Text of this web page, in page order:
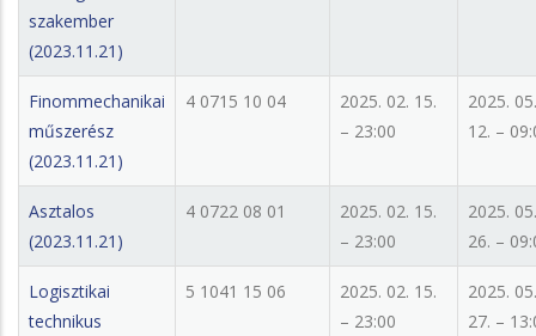
szakember
(2023.11.21)
Finommechanikai
műszerész
(2023.11.21)
4 0715 10 04
2025. 02. 15.
– 23:00
2025. 05.
12. –
Asztalos
(2023.11.21)
4 0722 08 01
2025. 02. 15.
– 23:00
2025. 05.
26. –
Logisztikai
technikus
5 1041 15 06
2025. 02. 15.
– 23:00
2025. 05.
27. –